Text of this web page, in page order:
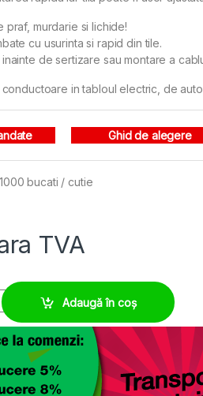
murdarie si lichide!
cu usurinta si rapid din tile.
de sertizare sau montare a
in tabloul electric, de
Ghid de alegere
bucati / cutie
TVA
⌀ aplicare 4 - 6,5 mm quantity
Adaugă în coș